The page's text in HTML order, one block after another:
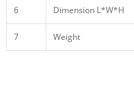
6 Dimension L*W*H
7 Weight